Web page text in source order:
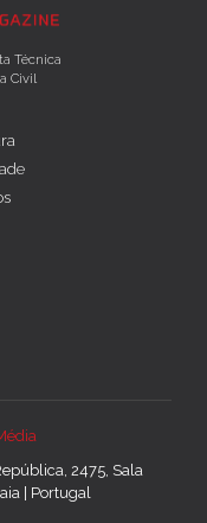
Técnica
Civil
2475, Sala
| Portugal